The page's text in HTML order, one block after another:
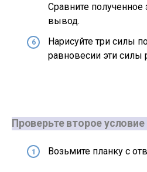
Сравните полученное
вывод.
Нарисуйте три силы
равновесии эти силы
Проверьте второе
Возьмите планку с